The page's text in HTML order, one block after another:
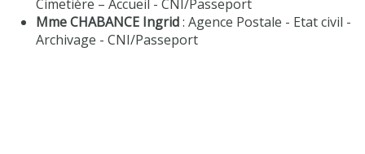
Cimetière – Accueil - CNI/Passeport
Mme CHABANCE Ingrid: Agence Postale - Etat civil -
Archivage - CNI/Passeport